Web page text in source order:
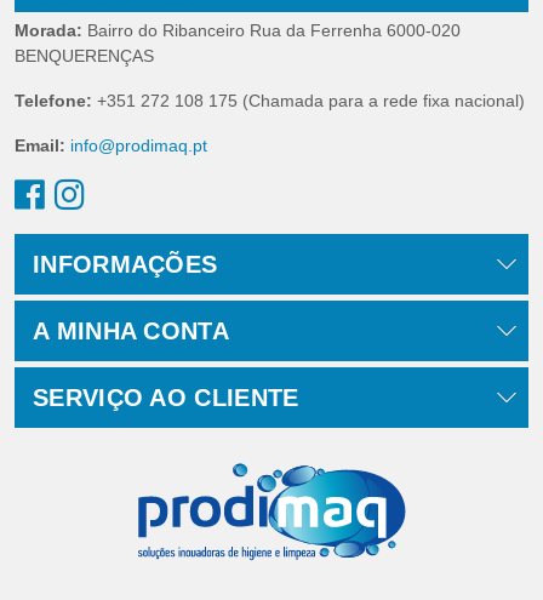
Morada: Bairro do Ribanceiro Rua da Ferrenha 6000-020
BENQUERENÇAS
Telefone: +351 272 108 175 (Chamada para a rede fixa nacional)
Email: info@prodimaq.pt
INFORMAÇÕES
A MINHA CONTA
SERVIÇO AO CLIENTE